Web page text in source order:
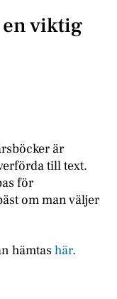
viktig
är
till text.
för
om man väljer
hämtashär.